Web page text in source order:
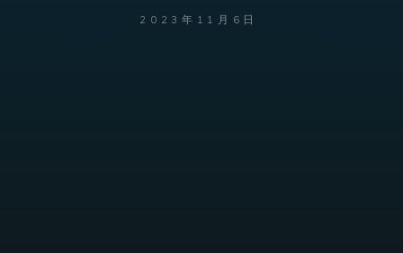
2023年11月6日